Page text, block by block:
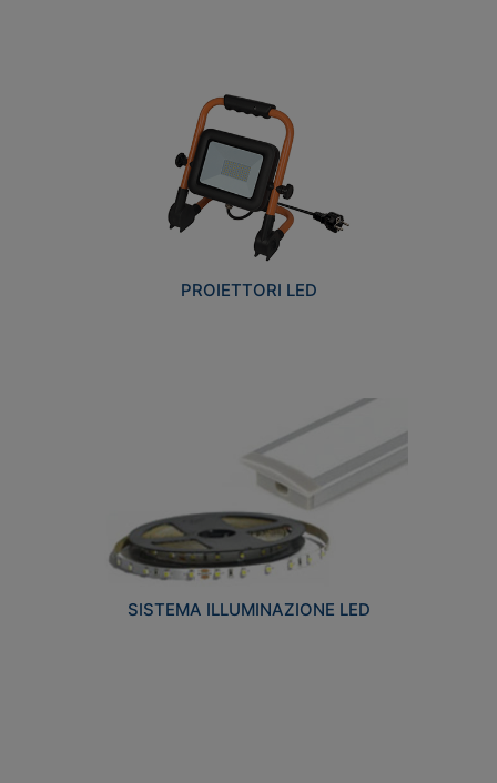
PROIETTORI LED
SISTEMA ILLUMINAZIONE LED